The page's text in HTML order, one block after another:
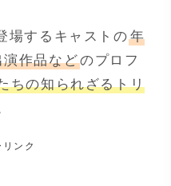
場するキャストの年
演作品などのプロフ
ちの知られざるトリ
ンク